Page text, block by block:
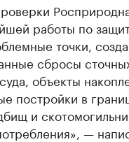
работы по
точки,
сбросы
объекты
постройки в
и
—